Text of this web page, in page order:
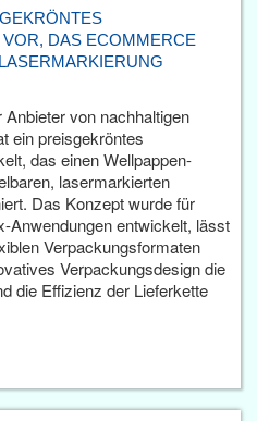
DAS ECOMMERCE
von nachhaltigen
ein preisgekröntes
das einen Wellpappen-
lasermarkierten
Das Konzept wurde für
Anwendungen entwickelt, lässt
Verpackungsformaten
Verpackungsdesign die
die Effizienz der Lieferkette